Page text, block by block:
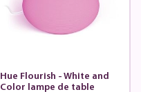
Hue Flourish - White and
Color lampe de table